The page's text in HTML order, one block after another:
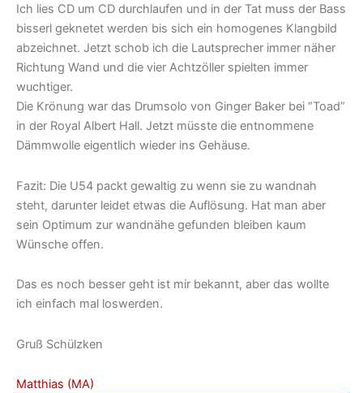
Ich lies CD um CD durchlaufen und in der Tat muss der Bass
bisserl geknetet werden bis sich ein homogenes Klangbild
abzeichnet. Jetzt schob ich die Lautsprecher immer näher
Richtung Wand und die vier Achtzöller spielten immer
wuchtiger.
Die Krönung war das Drumsolo von Ginger Baker bei “Toad”
in der Royal Albert Hall. Jetzt müsste die entnommene
Dämmwolle eigentlich wieder ins Gehäuse.
Fazit: Die U54 packt gewaltig zu wenn sie zu wandnah
steht, darunter leidet etwas die Auflösung. Hat man aber
sein Optimum zur wandnähe gefunden bleiben kaum
Wünsche offen.
Das es noch besser geht ist mir bekannt, aber das wollte
ich einfach mal loswerden.
Gruß Schülzken
Matthias (MA)